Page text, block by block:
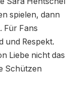
spielen, dann
Für Fans
und Respekt.
Liebe nicht das
Schützen